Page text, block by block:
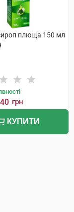
плюща 150 мл
грн
КУПИТИ